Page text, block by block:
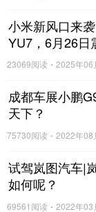
小米新风口来
YU7，6月26日
23069阅读 2025年06
成都车展小鹏
天下？
75730阅读 2022年08
试驾岚图汽车|
如何呢？
69561阅读 2022年03